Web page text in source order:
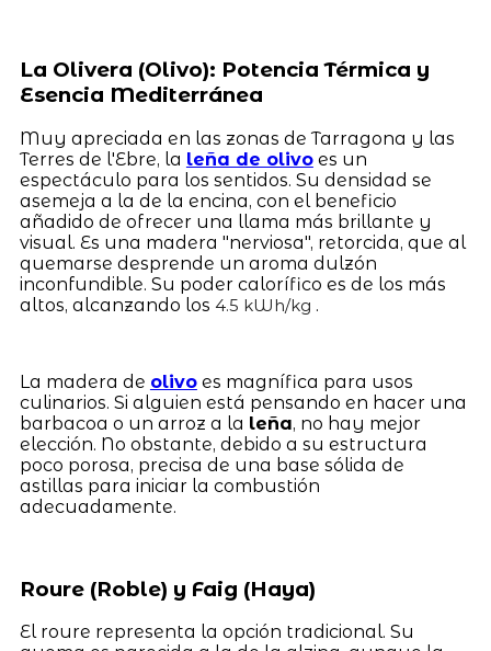
La Olivera (Olivo): Potencia Térmica y
Esencia Mediterránea
Muy apreciada en las zonas de Tarragona y las
Terres de l'Ebre, la leña de olivoes un
espectáculo para los sentidos. Su densidad se
asemeja a la de la encina, con el beneficio
añadido de ofrecer una llama más brillante y
visual. Es una madera "nerviosa", retorcida, que al
quemarse desprende un aroma dulzón
inconfundible. Su poder calorífico es de los más
altos, alcanzando los 4.5 kWh/kg .
La madera de olivoes magnífica para usos
culinarios. Si alguien está pensando en hacer una
barbacoa o un arroz a la leña, no hay mejor
elección. No obstante, debido a su estructura
poco porosa, precisa de una base sólida de
astillas para iniciar la combustión
adecuadamente.
Roure (Roble) y Faig (Haya)
El roure representa la opción tradicional. Su